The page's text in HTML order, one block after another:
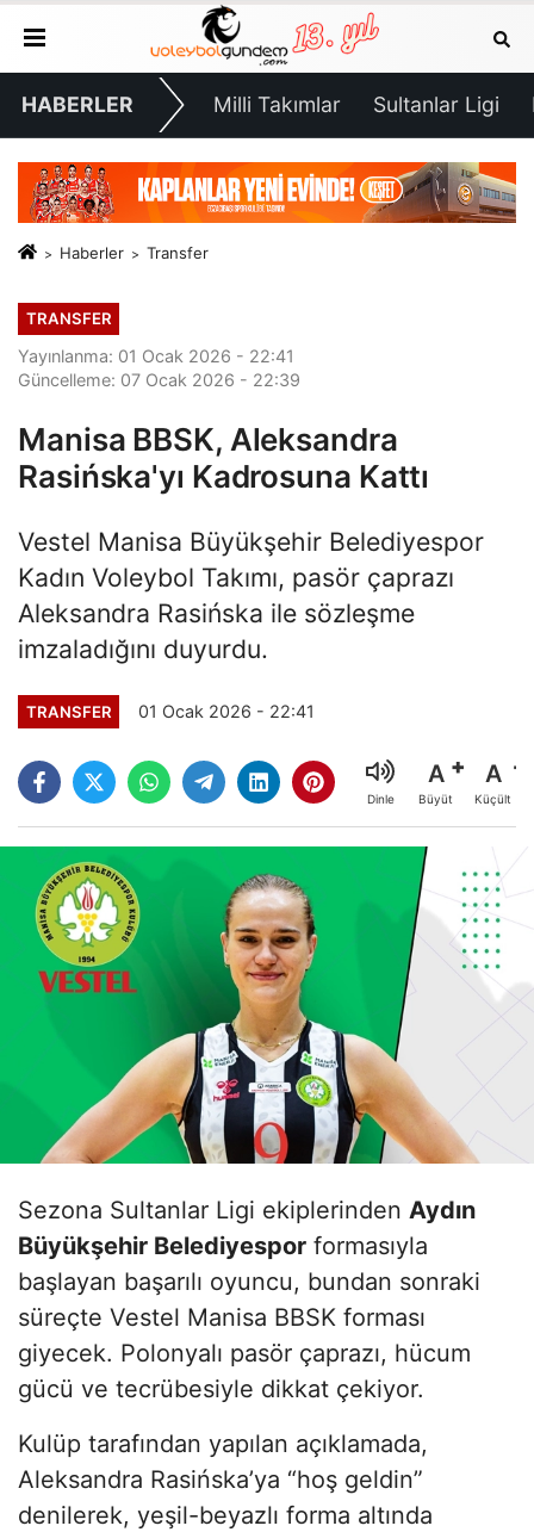
HABERLER Milli Takımlar Sultanlar Ligi
Haberler Transfer
TRANSFER
Yayınlanma: 01 Ocak 2026 - 22:41
Güncelleme: 07 Ocak 2026 - 22:39
Manisa BBSK, Aleksandra
Rasińska'yı Kadrosuna Kattı
Vestel Manisa Büyükşehir Belediyespor
Kadın Voleybol Takımı, pasör çaprazı
Aleksandra Rasińska ile sözleşme
imzaladığını duyurdu.
TRANSFER 01 Ocak 2026 - 22:41
Dinle
A
Büyüt
A
Küçült
Sezona Sultanlar Ligi ekiplerinden Aydın
Büyükşehir Belediyespor formasıyla
başlayan başarılı oyuncu, bundan sonraki
süreçte Vestel Manisa BBSK forması
giyecek. Polonyalı pasör çaprazı, hücum
gücü ve tecrübesiyle dikkat çekiyor.
Kulüp tarafından yapılan açıklamada,
Aleksandra Rasińska’ya “hoş geldin”
denilerek, yeşil-beyazlı forma altında